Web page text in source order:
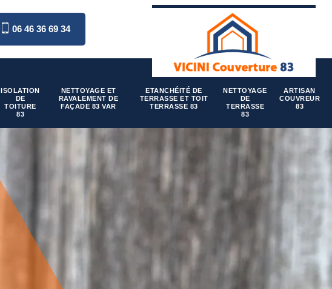
06 46 36 69 34
ISOLATION
DE
TOITURE
83
NETTOYAGE ET
RAVALEMENT DE
FAÇADE 83 VAR
ETANCHÉITÉ DE
TERRASSE ET TOIT
TERRASSE 83
NETTOYAGE
DE
TERRASSE
83
ARTISAN
COUVREUR
83